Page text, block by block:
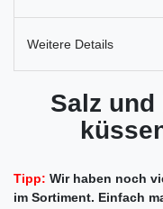
Weitere Details
Salz und
Tipp: Wir haben noch
im Sortiment. Einfach